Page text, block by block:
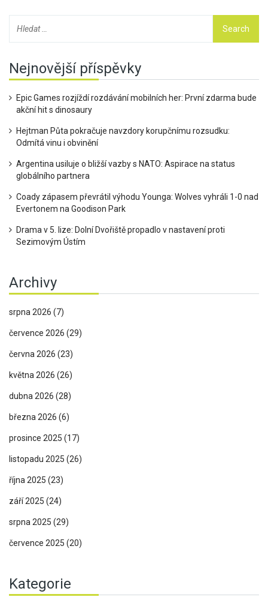
Nejnovější příspěvky
Epic Games rozjíždí rozdávání mobilních her: První zdarma bude
akční hit s dinosaury
Hejtman Půta pokračuje navzdory korupčnímu rozsudku:
Odmítá vinu i obvinění
Argentina usiluje o bližší vazby s NATO: Aspirace na status
globálního partnera
Coady zápasem převrátil výhodu Younga: Wolves vyhráli 1-0 nad
Evertonem na Goodison Park
Drama v 5. lize: Dolní Dvořiště propadlo v nastavení proti
Sezimovým Ústím
Archivy
srpna 2026 (7)
července 2026 (29)
června 2026 (23)
května 2026 (26)
dubna 2026 (28)
března 2026 (6)
prosince 2025 (17)
listopadu 2025 (26)
října 2025 (23)
září 2025 (24)
srpna 2025 (29)
července 2025 (20)
Kategorie